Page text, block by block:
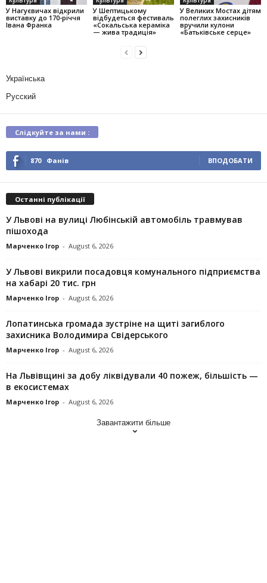
У Нагуєвичах відкрили
виставку до 170-річчя
Івана Франка
У Шептицькому
відбудеться фестиваль
«Сокальська кераміка
— жива традиція»
У Великих Мостах дітям
полеглих захисників
вручили кулони
«Батьківське серце»
Українська
Русский
Слідкуйте за нами :
870 Фанів ВПОДОБАТИ
Останні публікації
У Львові на вулиці Любінській автомобіль травмував
пішохода
Марченко Ігор - August 6, 2026
У Львові викрили посадовця комунального підприємства
на хабарі 20 тис. грн
Марченко Ігор - August 6, 2026
Лопатинська громада зустріне на щиті загиблого
захисника Володимира Свідерського
Марченко Ігор - August 6, 2026
На Львівщині за добу ліквідували 40 пожеж, більшість —
в екосистемах
Марченко Ігор - August 6, 2026
Завантажити більше